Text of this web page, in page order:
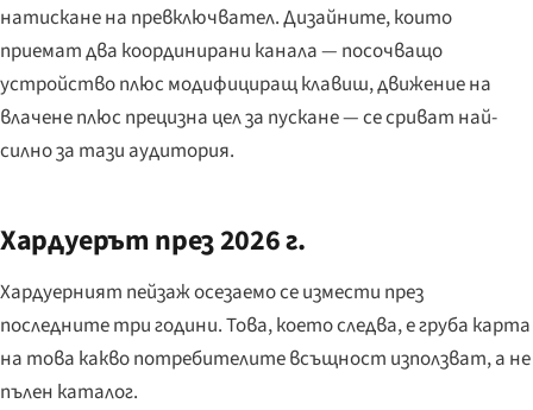
натискане на превключвател. Дизайните, които
приемат два координирани канала — посочващо
устройство плюс модифициращ клавиш, движение на
влачене плюс прецизна цел за пускане — се сриват най-
силно за тази аудитория.
Хардуерът през 2026 г.
Хардуерният пейзаж осезаемо се измести през
последните три години. Това, което следва, е груба карта
на това какво потребителите всъщност използват, а не
пълен каталог.